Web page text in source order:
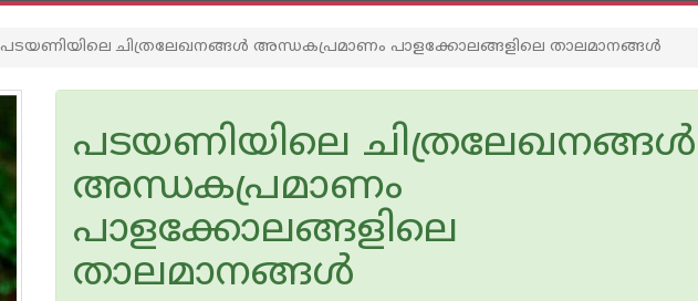
പടയണിയിലെ ചിത്രലേഖനങ്ങൾ അന്ധകപ്രമാണം പാളക്കോലങ്ങളിലെ താലമാനങ്ങൾ
പടയണിയിലെ ചിത്രലേഖനങ്ങൾ
അന്ധകപ്രമാണം
പാളക്കോലങ്ങളിലെ
താലമാനങ്ങൾ